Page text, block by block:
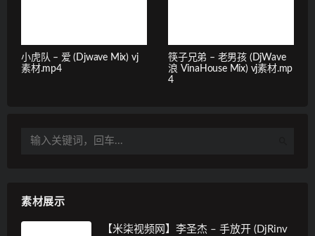
小虎队 – 爱 (Djwave Mix) vj
素材.mp4
筷子兄弟 – 老男孩 (DjWave
浪 VinaHouse Mix) vj素材.mp
4
素材展示
【米柒视频网】李圣杰 – 手放开 (DjRinv